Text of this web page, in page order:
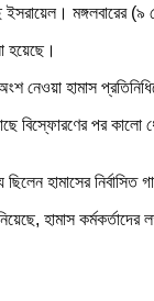
মঙ্গলবারের
হয়েছে।
নেওয়া হামাস
কাছে বিস্ফোরণের
ছিলেন হামাসের
হামাস